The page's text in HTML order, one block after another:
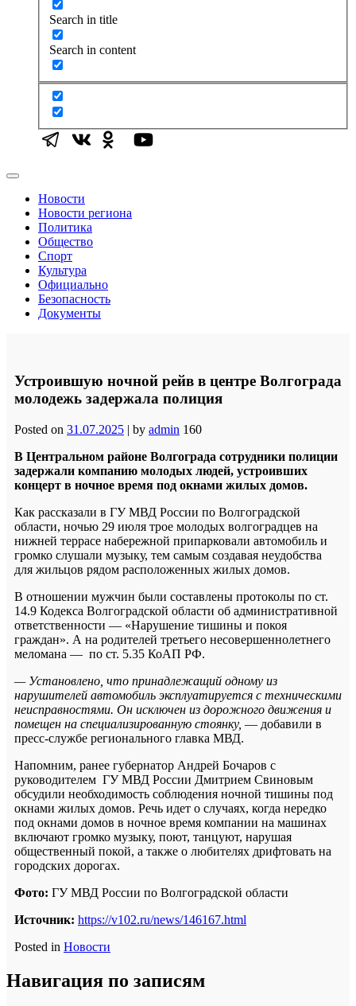
Search in title
Search in content
Новости
Новости региона
Политика
Общество
Спорт
Культура
Официально
Безопасность
Документы
Устроившую ночной рейв в центре Волгограда
молодежь задержала полиция
Posted on 31.07.2025 | by admin 160
В Центральном районе Волгограда сотрудники полиции
задержали компанию молодых людей, устроивших
концерт в ночное время под окнами жилых домов.
Как рассказали в ГУ МВД России по Волгоградской
области, ночью 29 июля трое молодых волгоградцев на
нижней террасе набережной припарковали автомобиль и
громко слушали музыку, тем самым создавая неудобства
для жильцов рядом расположенных жилых домов.
В отношении мужчин были составлены протоколы по ст.
14.9 Кодекса Волгоградской области об административной
ответственности — «Нарушение тишины и покоя
граждан». А на родителей третьего несовершеннолетнего
меломана — по ст. 5.35 КоАП РФ.
— Установлено, что принадлежащий одному из
нарушителей автомобиль эксплуатируется с техническими
неисправностями. Он исключен из дорожного движения и
помещен на специализированную стоянку, — добавили в
пресс-службе регионального главка МВД.
Напомним, ранее губернатор Андрей Бочаров с
руководителем ГУ МВД России Дмитрием Свиновым
обсудили необходимость соблюдения ночной тишины под
окнами жилых домов. Речь идет о случаях, когда нередко
под окнами домов в ночное время компании на машинах
включают громко музыку, поют, танцуют, нарушая
общественный покой, а также о любителях дрифтовать на
городских дорогах.
Фото: ГУ МВД России по Волгоградской области
Источник: https://v102.ru/news/146167.html
Posted in Новости
Навигация по записям